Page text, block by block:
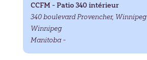
CCFM - Patio 340 intérieur
340 boulevard Provencher, Winnipeg
Winnipeg
Manitoba -